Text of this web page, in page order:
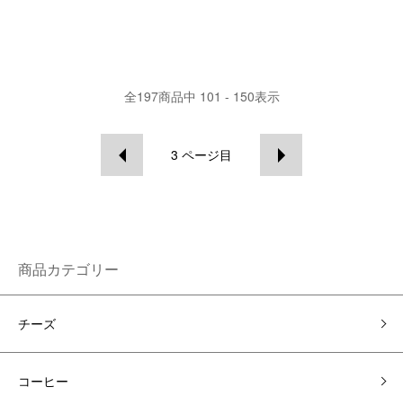
全197商品中 101 - 150表示
3 ページ目
商品カテゴリー
チーズ
コーヒー